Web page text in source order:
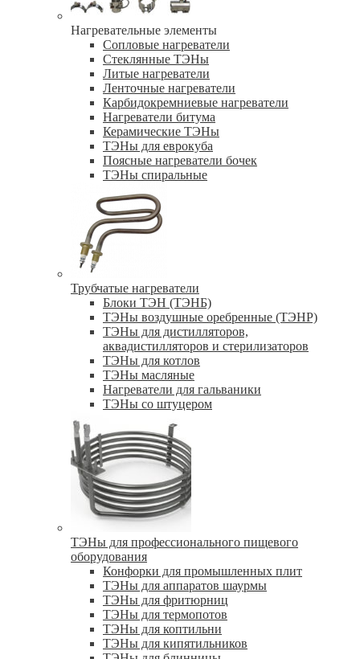
Нагревательные элементы
Сопловые нагреватели
Стеклянные ТЭНы
Литые нагреватели
Ленточные нагреватели
Карбидокремниевые нагреватели
Нагреватели битума
Керамические ТЭНы
ТЭНы для еврокуба
Поясные нагреватели бочек
ТЭНы спиральные
Трубчатые нагреватели
Блоки ТЭН (ТЭНБ)
ТЭНы воздушные оребренные (ТЭНР)
ТЭНы для дистилляторов,
аквадистилляторов и стерилизаторов
ТЭНы для котлов
ТЭНы масляные
Нагреватели для гальваники
ТЭНы со штуцером
ТЭНы для профессионального пищевого
оборудования
Конфорки для промышленных плит
ТЭНы для аппаратов шаурмы
ТЭНы для фритюрниц
ТЭНы для термопотов
ТЭНы для коптильни
ТЭНы для кипятильников